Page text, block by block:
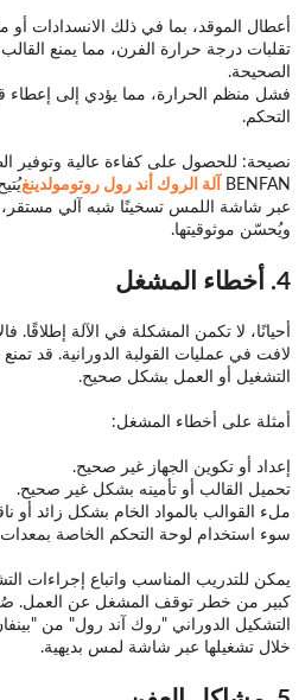
أعطال الموقد، بما في ذلك الانسدادات أو
تقلبات درجة حرارة الفرن، مما يمنع
الصحيحة.
فشل منظم الحرارة، مما يؤدي إلى إعطاء
التحكم.
نصيحة: للحصول على كفاءة عالية وتوفير
BENFAN
آلة الروك أند رول روتومولدينغ
عبر شاشة اللمس تسخينًا شبه آلي مستقر،
ويُحسّن موثوقيتها.
4. أخطاء المشغل
أحيانًا، لا تكمن المشكلة في الآلة إطلاقًا.
لافت في عمليات القولبة الدورانية. قد
التشغيل أو العمل بشكل صحيح.
أمثلة على أخطاء المشغل:
إعداد أو تكوين الجهاز غير صحيح.
تحميل القالب أو تأمينه بشكل غير صحيح.
ملء القوالب بالمواد الخام بشكل زائد أو
سوء استخدام لوحة التحكم الخاصة بمعدات
يمكن للتدريب المناسب واتباع إجراءات
كبير من خطر توقف المشغل عن العمل.
التشكيل الدوراني "روك آند رول" من
خلال تشغيلها عبر شاشة لمس بديهية.